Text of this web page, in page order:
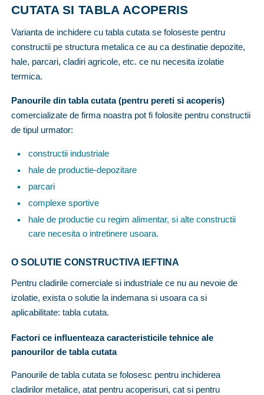
CUTATA SI TABLA ACOPERIS
Varianta de inchidere cu tabla cutata se foloseste pentru
constructii pe structura metalica ce au ca destinatie depozite,
hale, parcari, cladiri agricole, etc. ce nu necesita izolatie
termica.
Panourile din tabla cutata (pentru pereti si acoperis)
comercializate de firma noastra pot fi folosite pentru constructii
de tipul urmator:
constructii industriale
hale de productie-depozitare
parcari
complexe sportive
hale de productie cu regim alimentar, si alte constructii
care necesita o intretinere usoara.
O SOLUTIE CONSTRUCTIVA IEFTINA
Pentru cladirile comerciale si industriale ce nu au nevoie de
izolatie, exista o solutie la indemana si usoara ca si
aplicabilitate: tabla cutata.
Factori ce influenteaza caracteristicile tehnice ale
panourilor de tabla cutata
Panourile de tabla cutata se folosesc pentru inchiderea
cladirilor metalice, atat pentru acoperisuri, cat si pentru